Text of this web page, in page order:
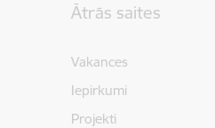
Ātrās saites
Vakances
Iepirkumi
Projekti